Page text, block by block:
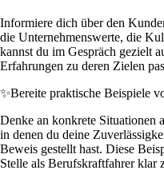
Informiere dich über den
die Unternehmenswerte, die
kannst du im Gespräch gezielt
Erfahrungen zu deren Zielen
✨Bereite praktische Beispiele
Denke an konkrete Situationen
in denen du deine
Beweis gestellt hast. Diese
Stelle als Berufskraftfahrer klar